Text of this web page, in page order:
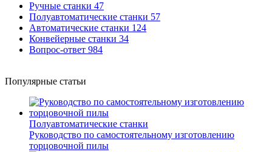
Ручные станки 47
Полуавтоматические станки 57
Автоматические станки 124
Конвейерные станки 34
Вопрос-ответ 984
Популярные статьи
Полуавтоматические станки
Руководство по самостоятельному изготовлению
торцовочной пилы